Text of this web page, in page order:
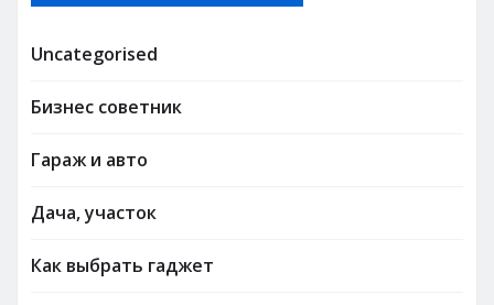
Uncategorised
Бизнес советник
Гараж и авто
Дача, участок
Как выбрать гаджет